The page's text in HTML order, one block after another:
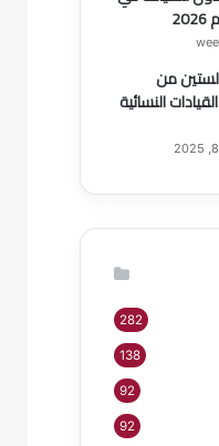
من
النسائية
282
138
92
92